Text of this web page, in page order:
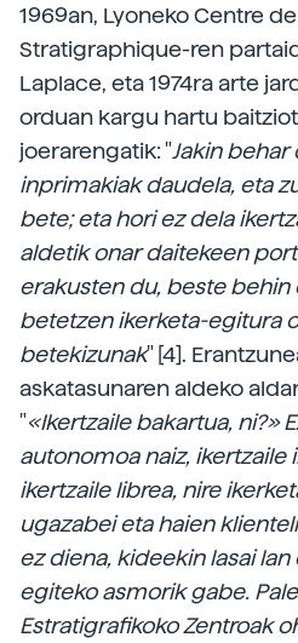
1969an, Lyoneko Centre
Stratigraphique-ren
Laplace, eta 1974ra arte
orduan kargu hartu
joerarengatik: "Jakin behar
inprimakiak daudela, eta
bete; eta hori ez dela
aldetik onar daitekeen
erakusten du, beste behin
betetzen ikerketa-egitura
betekizunak" [4].
askatasunaren aldeko
"«Ikertzaile bakartua, ni?»
autonomoa naiz,
ikertzaile librea, nire
ugazabei eta haien
ez diena, kideekin lasai
egiteko asmorik gabe.
Estratigrafikoko Zentroak